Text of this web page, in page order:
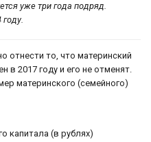
уже три года подряд.
то, что материнский
в 2017 году и его не отменят.
материнского (семейного)
капитала (в рублях)